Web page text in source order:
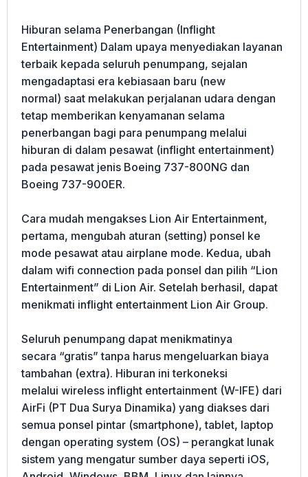
Hiburan selama Penerbangan (Inflight
Entertainment) Dalam upaya menyediakan layanan
terbaik kepada seluruh penumpang, sejalan
mengadaptasi era kebiasaan baru (new
normal) saat melakukan perjalanan udara dengan
tetap memberikan kenyamanan selama
penerbangan bagi para penumpang melalui
hiburan di dalam pesawat (inflight entertainment)
pada pesawat jenis Boeing 737-800NG dan
Boeing 737-900ER.
Cara mudah mengakses Lion Air Entertainment,
pertama, mengubah aturan (setting) ponsel ke
mode pesawat atau airplane mode. Kedua, ubah
dalam wifi connection pada ponsel dan pilih “Lion
Entertainment” di Lion Air. Setelah berhasil, dapat
menikmati inflight entertainment Lion Air Group.
Seluruh penumpang dapat menikmatinya
secara “gratis” tanpa harus mengeluarkan biaya
tambahan (extra). Hiburan ini terkoneksi
melalui wireless inflight entertainment (W-IFE) dari
AirFi (PT Dua Surya Dinamika) yang diakses dari
semua ponsel pintar (smartphone), tablet, laptop
dengan operating system (OS) – perangkat lunak
sistem yang mengatur sumber daya seperti iOS,